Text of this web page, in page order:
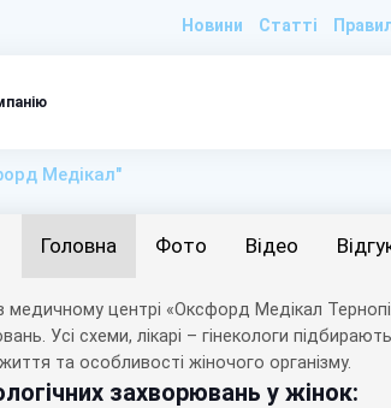
Новини Статті
Медікал"
Головна Фото Відео
в медичному центрі «Оксфорд Медікал
Усі схеми, лікарі – гінекологи
та особливості жіночого організму.
захворювань у жінок: